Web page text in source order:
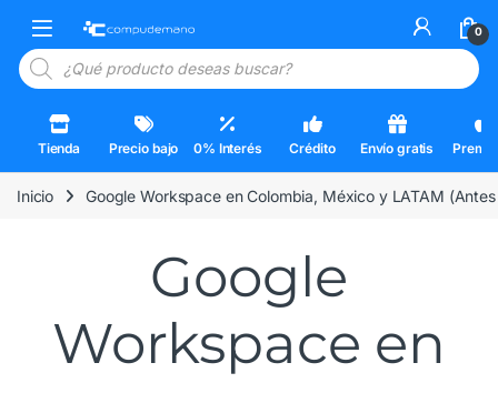
Open 0
Búsqueda de productos
Tienda Precio bajo 0% Interés Crédito Envío gratis
Inicio Google Workspace en Colombia, México y LATAM
Google
Workspace en